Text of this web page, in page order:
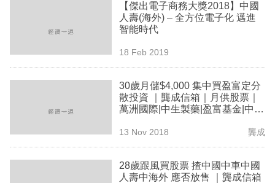
欄
區
【傑出電子商務大獎2018】中國
人壽(海外) – 全方位電子化 邁進
智能時代
18 Feb 2019
30歲月儲$4,000 集中買盈富定分
散投資 ｜龔成信箱｜月供股票｜
萬洲國際|中生製藥|盈富基金|中國
滙豐|新高教集團
13 Nov 2018 龔成
28歲跟風買股票 揸中國中車中國
人壽中海外 應否放售 ｜龔成信箱